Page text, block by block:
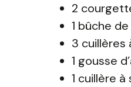
2
1 bûche
3 cuillères
1 gousse
1 cuillère à